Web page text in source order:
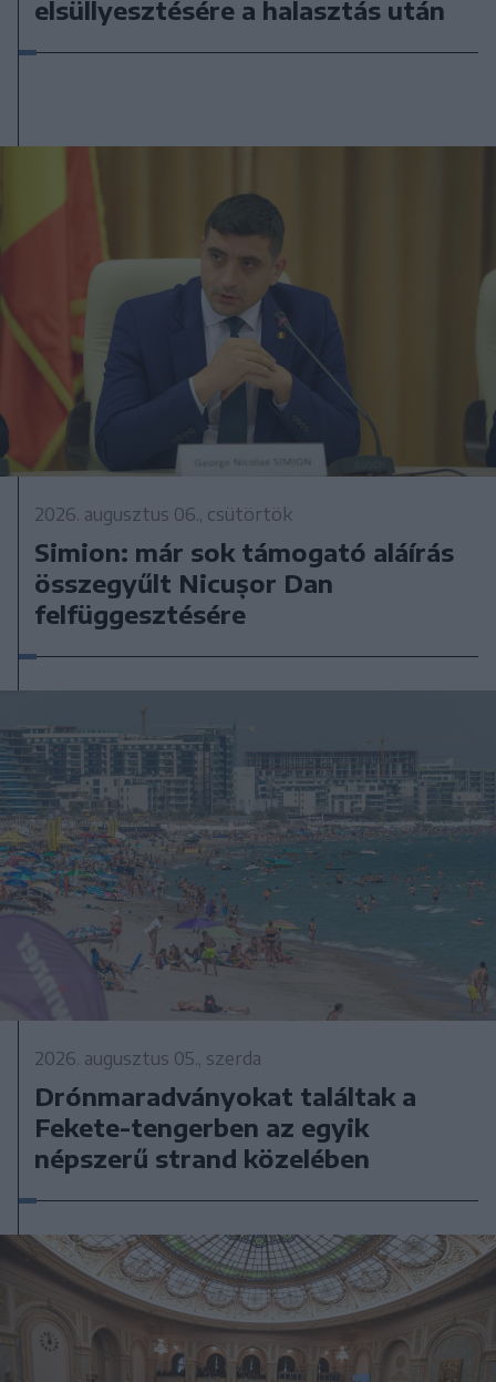
elsüllyesztésére a halasztás után
2026. augusztus 06., csütörtök
Simion: már sok támogató aláírás
összegyűlt Nicușor Dan
felfüggesztésére
2026. augusztus 05., szerda
Drónmaradványokat találtak a
Fekete-tengerben az egyik
népszerű strand közelében